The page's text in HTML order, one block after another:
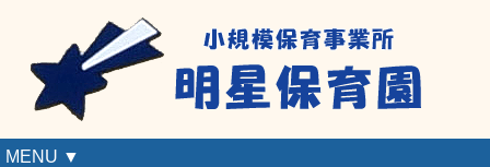
MENU ▼